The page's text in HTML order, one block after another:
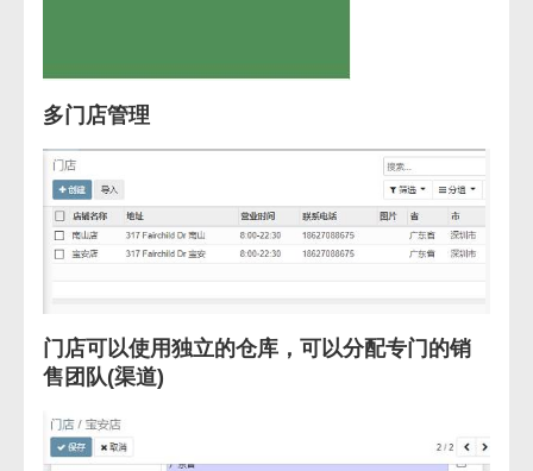
多门店管理
门店可以使用独立的仓库，可以分配专门的销
售团队(渠道)